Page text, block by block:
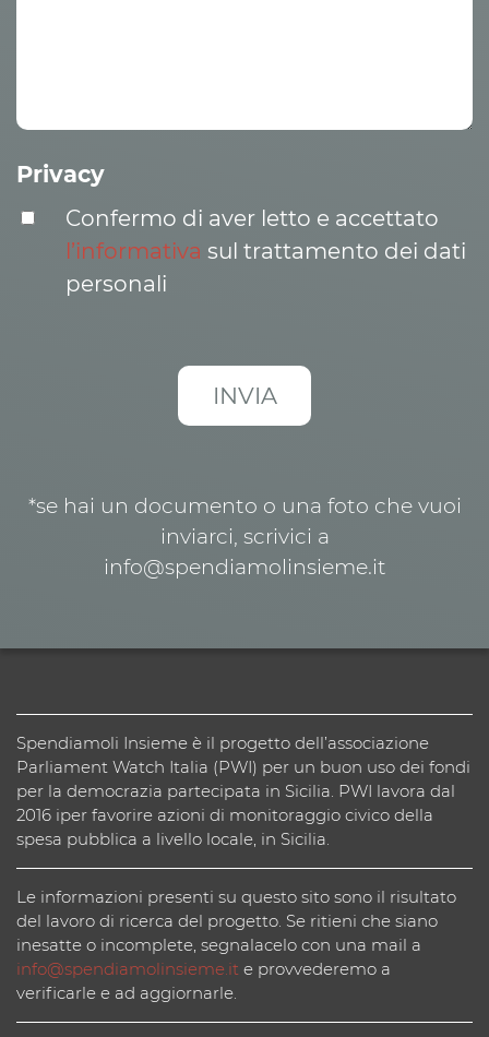
Privacy
Confermo di aver letto e accettato
l’informativa sul trattamento dei dati
personali
*se hai un documento o una foto che vuoi
inviarci, scrivici a
info@spendiamolinsieme.it
Spendiamoli Insieme è il progetto dell’associazione
Parliament Watch Italia (PWI) per un buon uso dei fondi
per la democrazia partecipata in Sicilia. PWI lavora dal
2016 iper favorire azioni di monitoraggio civico della
spesa pubblica a livello locale, in Sicilia.
Le informazioni presenti su questo sito sono il risultato
del lavoro di ricerca del progetto. Se ritieni che siano
inesatte o incomplete, segnalacelo con una mail a
info@spendiamolinsieme.it e provvederemo a
verificarle e ad aggiornarle.